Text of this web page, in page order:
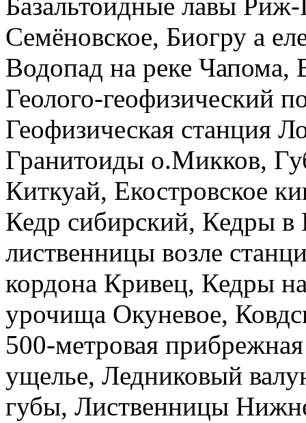
Семёновское, Биогру а
Водопад на реке
Геолого-геофизический
Геофизическая станция
Гранитоиды о.Микков,
Киткуай, Екостровское
Кедр сибирский, Кедры в
лиственницы возле
кордона Кривец, Кедры
урочища Окуневое,
500-метровая
ущелье, Ледниковый
губы, Лиственницы